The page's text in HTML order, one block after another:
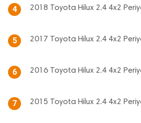
4 2018 Toyota Hilux 2.4 4x2
5 2017 Toyota Hilux 2.4 4x2
6 2016 Toyota Hilux 2.4 4x2
7 2015 Toyota Hilux 2.4 4x2